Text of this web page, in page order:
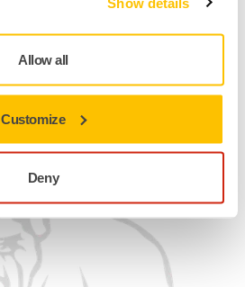
Allow all
Customize
Deny
关于磨卡
联系我们
新闻中心
媒体合作
寻找合作伙伴